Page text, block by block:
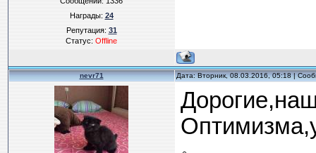
Награды:24
Репутация:31
Статус:Offline
nevr71 Дата: Вторник, 08.03.2016, 05:18 |